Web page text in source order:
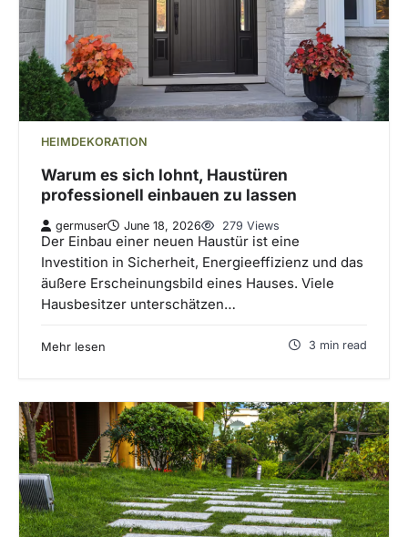
HEIMDEKORATION
Warum es sich lohnt, Haustüren
professionell einbauen zu lassen
germuser June 18, 2026 279 Views
Der Einbau einer neuen Haustür ist eine
Investition in Sicherheit, Energieeffizienz und das
äußere Erscheinungsbild eines Hauses. Viele
Hausbesitzer unterschätzen…
Mehr lesen 3 min read